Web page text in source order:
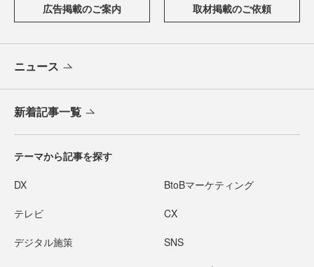
広告掲載のご案内 取材掲載のご依頼
ニュース
新着記事一覧
テーマから記事を探す
DX BtoBマーケティング
テレビ CX
デジタル施策 SNS